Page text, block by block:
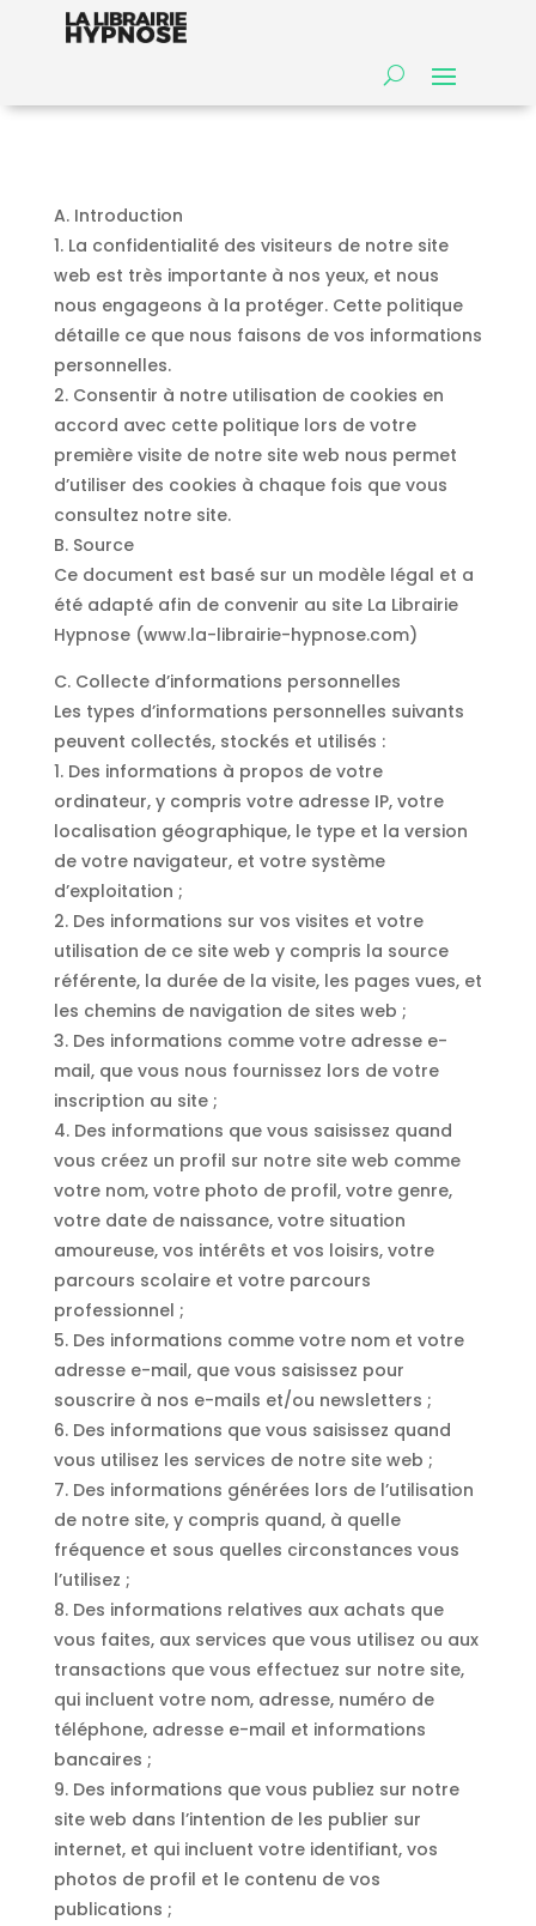
A. Introduction
1. La confidentialité des visiteurs de notre site
web est très importante à nos yeux, et nous
nous engageons à la protéger. Cette politique
détaille ce que nous faisons de vos informations
personnelles.
2. Consentir à notre utilisation de cookies en
accord avec cette politique lors de votre
première visite de notre site web nous permet
d’utiliser des cookies à chaque fois que vous
consultez notre site.
B. Source
Ce document est basé sur un modèle légal et a
été adapté afin de convenir au site La Librairie
Hypnose (www.la-librairie-hypnose.com)
C. Collecte d’informations personnelles
Les types d’informations personnelles suivants
peuvent collectés, stockés et utilisés :
1. Des informations à propos de votre
ordinateur, y compris votre adresse IP, votre
localisation géographique, le type et la version
de votre navigateur, et votre système
d’exploitation ;
2. Des informations sur vos visites et votre
utilisation de ce site web y compris la source
référente, la durée de la visite, les pages vues, et
les chemins de navigation de sites web ;
3. Des informations comme votre adresse e-
mail, que vous nous fournissez lors de votre
inscription au site ;
4. Des informations que vous saisissez quand
vous créez un profil sur notre site web comme
votre nom, votre photo de profil, votre genre,
votre date de naissance, votre situation
amoureuse, vos intérêts et vos loisirs, votre
parcours scolaire et votre parcours
professionnel ;
5. Des informations comme votre nom et votre
adresse e-mail, que vous saisissez pour
souscrire à nos e-mails et/ou newsletters ;
6. Des informations que vous saisissez quand
vous utilisez les services de notre site web ;
7. Des informations générées lors de l’utilisation
de notre site, y compris quand, à quelle
fréquence et sous quelles circonstances vous
l’utilisez ;
8. Des informations relatives aux achats que
vous faites, aux services que vous utilisez ou aux
transactions que vous effectuez sur notre site,
qui incluent votre nom, adresse, numéro de
téléphone, adresse e-mail et informations
bancaires ;
9. Des informations que vous publiez sur notre
site web dans l’intention de les publier sur
internet, et qui incluent votre identifiant, vos
photos de profil et le contenu de vos
publications ;